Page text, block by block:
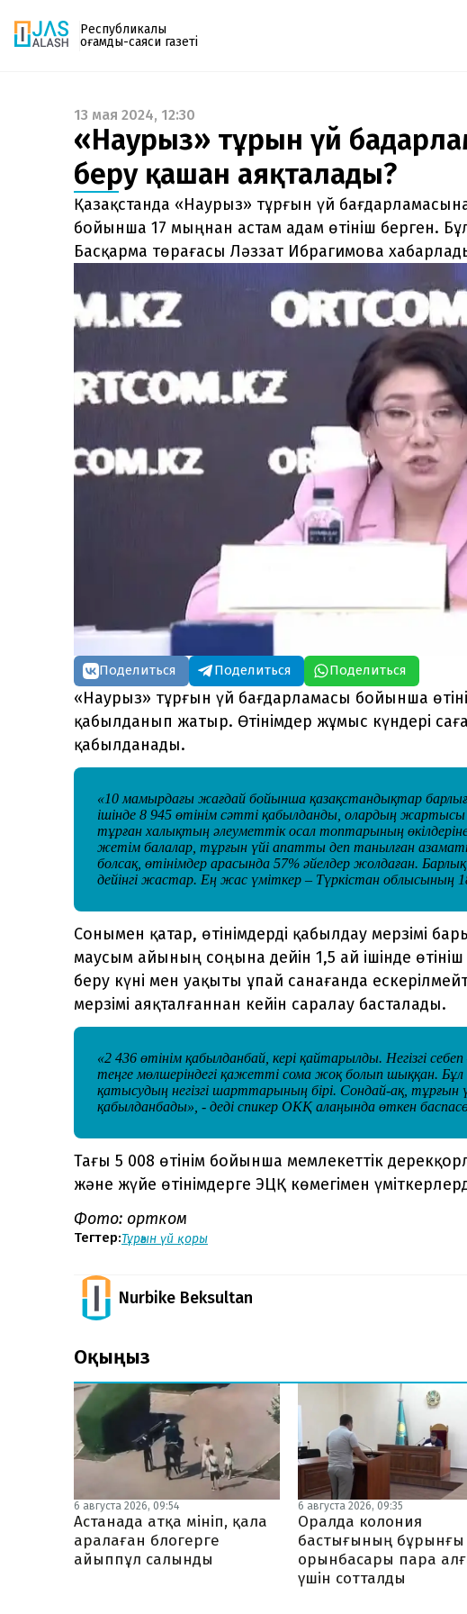
Республикалық
қоғамдық-саяси газеті
Газетке жазылу
PDF форматтағы газетті ай сайын электронды
поштаңызға алып отырыңыз. Жаңа нөмір
шыққан сәтте сізге бірден жіберіледі. Тек email
енгізіңіз, біз қалғанын өзіміз жібереміз.
13 мая 2024, 12:30
«Наурыз» тұрғын үй
беру қашан аяқталады?
Қазақстанда «Наурыз» тұрғын үй
бойынша 17 мыңнан астам адам өтініш берген.
Басқарма төрағасы Ләззат Ибрагимова
Поделиться Поделиться Поделиться
«Наурыз» тұрғын үй бағдарламасы бойынша
қабылданып жатыр. Өтінімдер жұмыс күндері
қабылданады.
«10 мамырдағы жағдай бойынша қазақстандықтар
ішінде 8 945 өтінім сәтті қабылданды, олардың жартысы
тұрған халықтың әлеуметтік осал топтарының
жетім балалар, тұрғын үйі апатты деп танылған
болсақ, өтінімдер арасында 57% әйелдер жолдаған.
дейінгі жастар. Ең жас үміткер – Түркістан облысының
Сонымен қатар, өтінімдерді қабылдау мерзімі
маусым айының соңына дейін 1,5 ай ішінде
беру күні мен уақыты ұпай санағанда
мерзімі аяқталғаннан кейін саралау басталады.
«2 436 өтінім қабылданбай, кері қайтарылды. Негізгі
теңге мөлшеріндегі қажетті сома жоқ болып шыққан.
қатысудың негізгі шарттарының бірі. Сондай-ақ, тұрғын
қабылданбады», - деді спикер ОКҚ алаңында өткен
Тағы 5 008 өтінім бойынша мемлекеттік
және жүйе өтінімдерге ЭЦҚ көмегімен
Фото: ортком
Тегтер:Тұрғын үй қоры
Nurbike Beksultan
Оқыңыз
6 августа 2026, 09:54
Астанада атқа мініп, қала
аралаған блогерге
айыппұл салынды
6 августа 2026, 09:35
Оралда колония
бастығының бұрынғы
орынбасары пара
үшін сотталды